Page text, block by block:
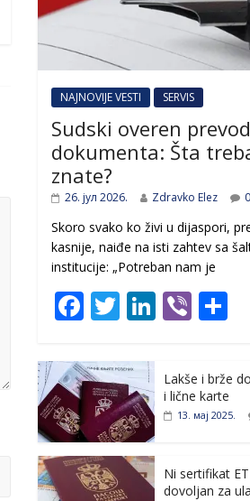
NAJNOVIJE VESTI SERVIS
Sudski overen prevod
dokumenta: Šta
znate?
26. јул 2026. Zdravko Elez 0
Skoro svako ko živi u dijaspori,
kasnije, naiđe na isti zahtev sa
institucije: „Potreban nam je
F
e
b
o
o
k
T
itt
er
Li
e
dI
Vi
er ar
e
Lakše i brže
i lične karte
13. мај 2025.
Ni sertifikat
dovoljan za